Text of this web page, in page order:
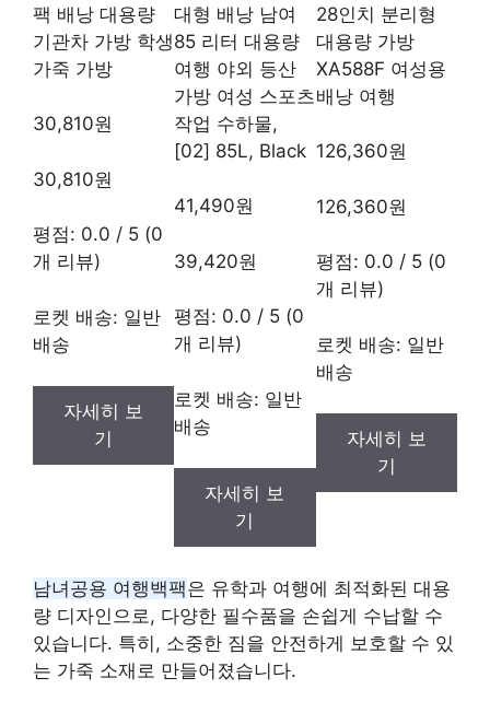
팩 배낭 대용량
기관차 가방 학생
가죽 가방
30,810원
30,810원
평점: 0.0 / 5 (0
개 리뷰)
로켓 배송: 일반
배송
자세히 보
기
대형 배낭 남여
85 리터 대용량
여행 야외 등산
가방 여성 스포츠
작업 수하물,
[02] 85L, Black
41,490원
39,420원
평점: 0.0 / 5 (0
개 리뷰)
로켓 배송: 일반
배송
자세히 보
기
28인치 분리형
대용량 가방
XA588F 여성용
배낭 여행
126,360원
126,360원
평점: 0.0 / 5 (0
개 리뷰)
로켓 배송: 일반
배송
자세히 보
기
남녀공용 여행백팩은 유학과 여행에 최적화된 대용
량 디자인으로, 다양한 필수품을 손쉽게 수납할 수
있습니다. 특히, 소중한 짐을 안전하게 보호할 수 있
는 가죽 소재로 만들어졌습니다.